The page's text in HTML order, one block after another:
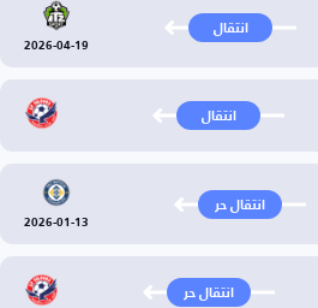
انتقال
2026-04-19
انتقال
انتقال حر
2026-01-13
انتقال حر